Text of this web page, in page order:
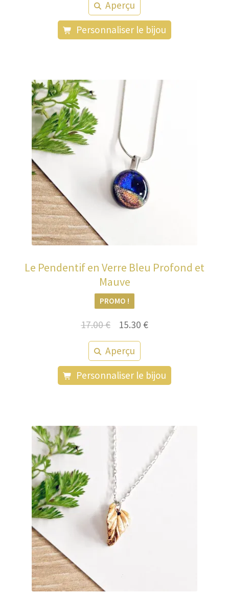
Aperçu
Personnaliser le bijou
Le Pendentif en Verre Bleu Profond et
Mauve
PROMO !
17.00€
Le
prix
initial
était :
17.00 €.
15.30 €Le
est :
15.30 €.
Aperçu
Personnaliser le bijou